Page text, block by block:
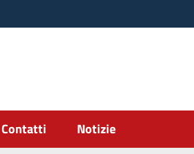
Contatti Notizie